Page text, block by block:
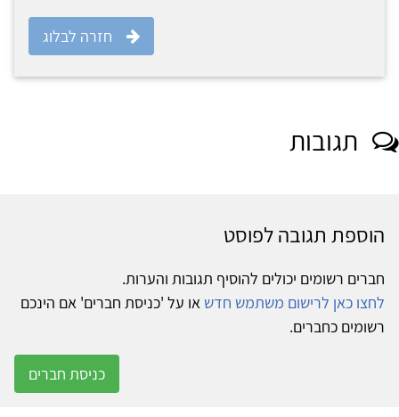
חזרה לבלוג
תגובות
הוספת תגובה לפוסט
חברים רשומים יכולים להוסיף תגובות והערות.
לחצו כאן לרישום משתמש חדש או על 'כניסת חברים' אם הינכם
רשומים כחברים.
כניסת חברים